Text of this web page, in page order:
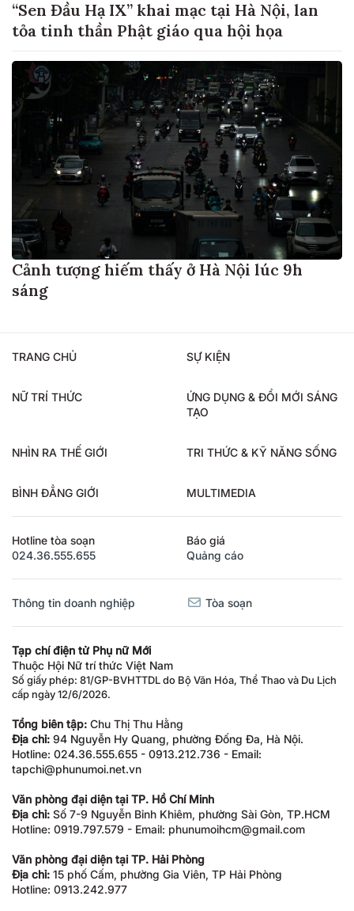
“Sen Đầu Hạ IX” khai mạc tại Hà Nội, lan
tỏa tinh thần Phật giáo qua hội họa
Cảnh tượng hiếm thấy ở Hà Nội lúc 9h
sáng
TRANG CHỦ SỰ KIỆN
NỮ TRÍ THỨC
ỨNG DỤNG & ĐỔI MỚI SÁNG
TẠO
NHÌN RA THẾ GIỚI TRI THỨC & KỸ NĂNG SỐNG
BÌNH ĐẲNG GIỚI MULTIMEDIA
Hotline tòa soạn
024.36.555.655
Báo giá
Quảng cáo
Thông tin doanh nghiệp Tòa soạn
Tạp chí điện tử Phụ nữ Mới
Thuộc Hội Nữ trí thức Việt Nam
Số giấy phép: 81/GP-BVHTTDL do Bộ Văn Hóa, Thể Thao và Du Lịch
cấp ngày 12/6/2026.
Tổng biên tập: Chu Thị Thu Hằng
Địa chỉ: 94 Nguyễn Hy Quang, phường Đống Đa, Hà Nội.
Hotline: 024.36.555.655 - 0913.212.736 - Email:
tapchi@phunumoi.net.vn
Văn phòng đại diện tại TP. Hồ Chí Minh
Địa chỉ: Số 7-9 Nguyễn Bỉnh Khiêm, phường Sài Gòn, TP.HCM
Hotline: 0919.797.579 - Email: phunumoihcm@gmail.com
Văn phòng đại diện tại TP. Hải Phòng
Địa chỉ: 15 phố Cấm, phường Gia Viên, TP Hải Phòng
Hotline: 0913.242.977